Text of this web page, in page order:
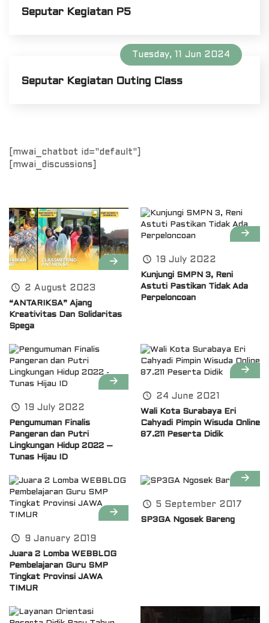
Seputar Kegiatan P5
Tuesday, 11 Jun 2024
Seputar Kegiatan Outing Class
[mwai_chatbot id="default"]
[mwai_discussions]
2 August 2023
“ANTARIKSA” Ajang
Kreativitas Dan Solidaritas
Spega
19 July 2022
Kunjungi SMPN 3, Reni
Astuti Pastikan Tidak Ada
Perpeloncoan
19 July 2022
Pengumuman Finalis
Pangeran dan Putri
Lingkungan Hidup 2022 –
Tunas Hijau ID
24 June 2021
Wali Kota Surabaya Eri
Cahyadi Pimpin Wisuda Online
87.211 Peserta Didik
9 January 2019
Juara 2 Lomba WEBBLOG
Pembelajaran Guru SMP
Tingkat Provinsi JAWA
TIMUR
5 September 2017
SP3GA Ngosek Bareng